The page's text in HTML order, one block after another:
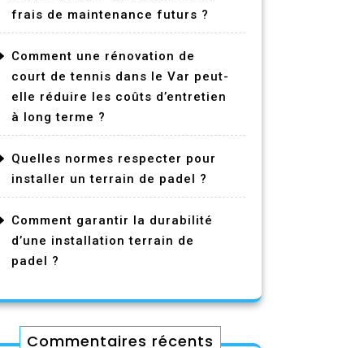
frais de maintenance futurs ?
Comment une rénovation de
court de tennis dans le Var peut-
elle réduire les coûts d’entretien
à long terme ?
Quelles normes respecter pour
installer un terrain de padel ?
Comment garantir la durabilité
d’une installation terrain de
padel ?
Commentaires récents